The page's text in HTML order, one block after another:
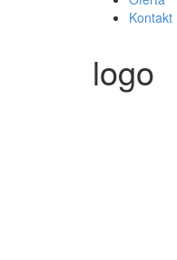
Kontakt
logo